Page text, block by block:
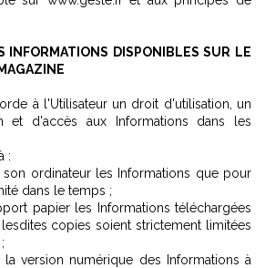
INFORMATIONS DISPONIBLES SUR LE
à l'Utilisateur un droit d'utilisation, un
et d'accès aux Informations dans les
:
ordinateur les Informations que pour
dans le temps ;
papier les Informations téléchargées
copies soient strictement limitées
version numérique des Informations à